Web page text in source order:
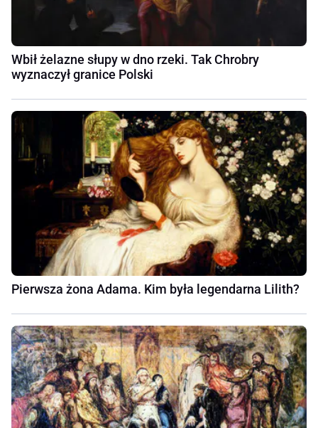
Wbił żelazne słupy w dno rzeki. Tak Chrobry
wyznaczył granice Polski
Pierwsza żona Adama. Kim była legendarna Lilith?